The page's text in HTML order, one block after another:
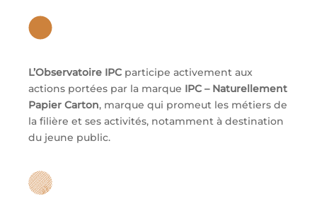
L’Observatoire IPC participe activement aux
actions portées par la marque IPC – Naturellement
Papier Carton, marque qui promeut les métiers de
la filière et ses activités, notamment à destination
du jeune public.